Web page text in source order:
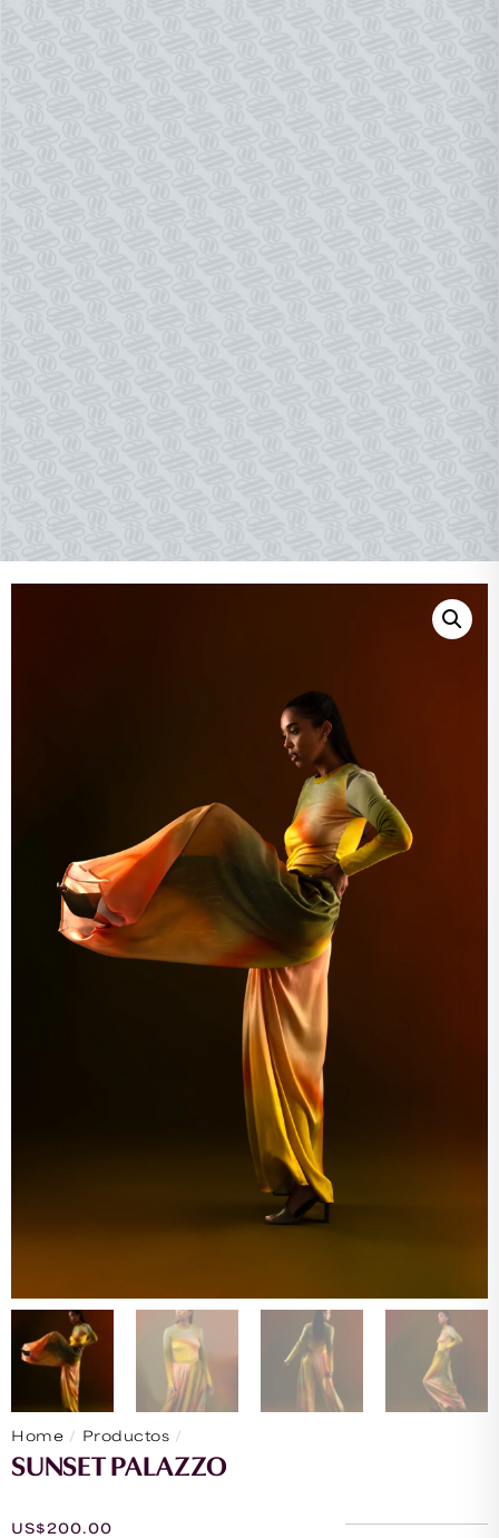
Home / Productos /
SUNSET PALAZZO
US$200.00